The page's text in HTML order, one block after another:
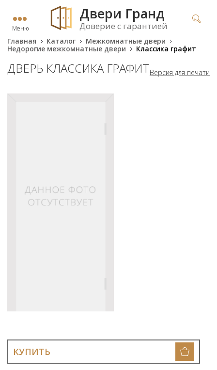
Меню
Двери Гранд
Доверие с гарантией
Главная Каталог
Межкомнатные двери
Недорогие межкомнатные двери
Классика графит
Версия для печати
ДВЕРЬ КЛАССИКА ГРАФИТ
КУПИТЬ